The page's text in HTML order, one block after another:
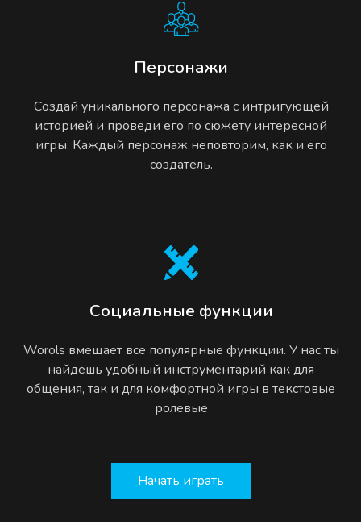
Персонажи
Создай уникального персонажа с интригующей
историей и проведи его по сюжету интересной
игры. Каждый персонаж неповторим, как и его
создатель.
Социальные функции
Worols вмещает все популярные функции. У нас ты
найдёшь удобный инструментарий как для
общения, так и для комфортной игры в текстовые
ролевые
Начать играть